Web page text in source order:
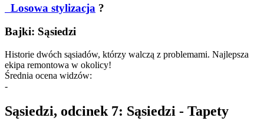
Losowa stylizacja ?
Bajki: Sąsiedzi
Historie dwóch sąsiadów, którzy walczą z problemami. Najlepsza
ekipa remontowa w okolicy!
Średnia ocena widzów:
-
Sąsiedzi, odcinek 7: Sąsiedzi - Tapety